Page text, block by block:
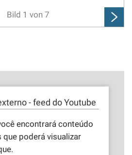
Bild 1 von 7
- feed do Youtube
encontrará conteúdo
que poderá visualizar